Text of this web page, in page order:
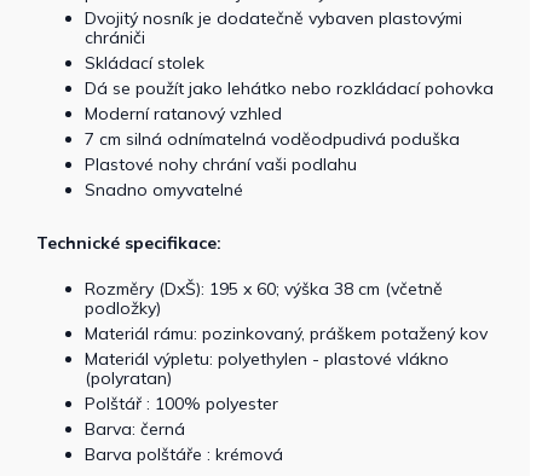
Dvojitý nosník je dodatečně vybaven plastovými
chrániči
Skládací stolek
Dá se použít jako lehátko nebo rozkládací pohovka
Moderní ratanový vzhled
7 cm silná odnímatelná voděodpudivá poduška
Plastové nohy chrání vaši podlahu
Snadno omyvatelné
Technické specifikace:
Rozměry (DxŠ): 195 x 60; výška 38 cm (včetně
podložky)
Materiál rámu: pozinkovaný, práškem potažený kov
Materiál výpletu: polyethylen - plastové vlákno
(polyratan)
Polštář : 100% polyester
Barva: černá
Barva polštáře : krémová